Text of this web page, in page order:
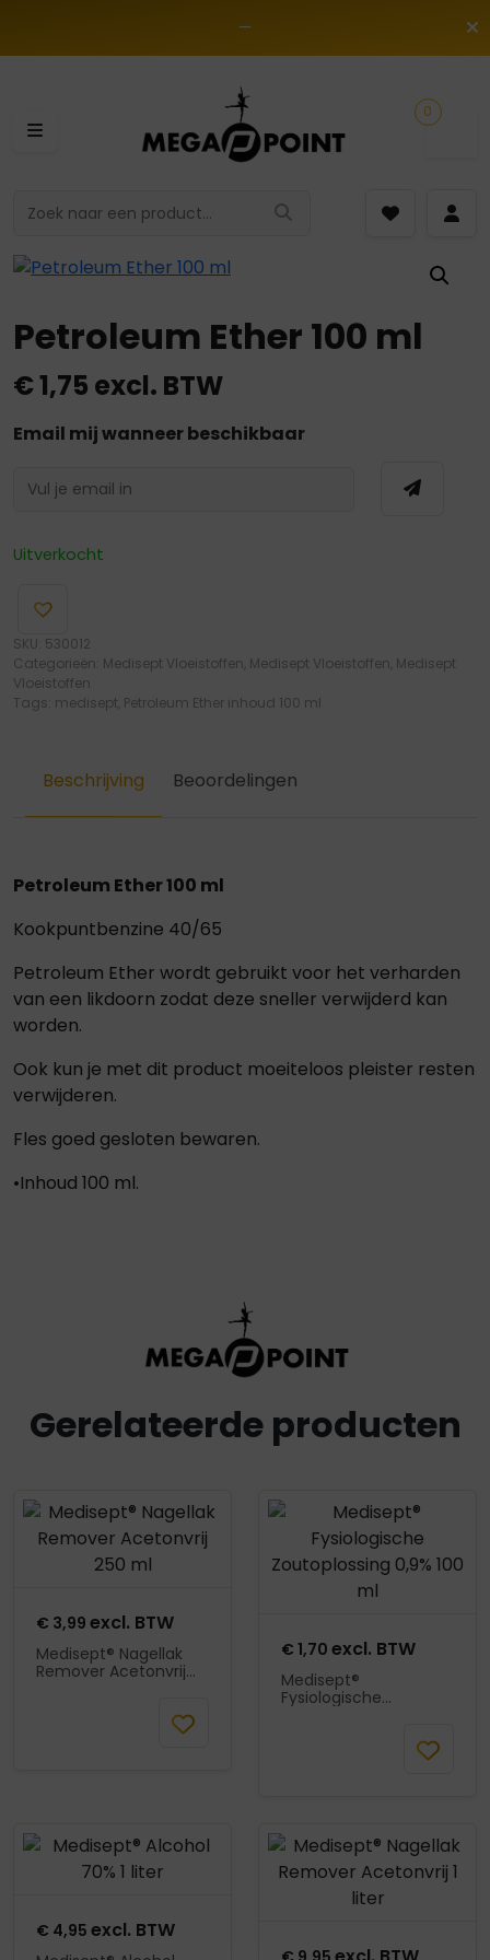
—
0
Petroleum Ether 100 ml
€1,75 excl. BTW
Email mij wanneer beschikbaar
Uitverkocht
SKU: 530012
Categorieën: Medisept Vloeistoffen Medisept Vloeistoffen Medisept
Vloeistoffen
Tags: medisept Petroleum Ether inhoud 100 ml
Beschrijving Beoordelingen
Petroleum Ether 100 ml
Kookpuntbenzine 40/65
Petroleum Ether wordt gebruikt voor het verharden
van een likdoorn zodat deze sneller verwijderd kan
worden.
Ook kun je met dit product moeiteloos pleister resten
verwijderen.
Fles goed gesloten bewaren.
•Inhoud 100 ml.
Gerelateerde producten
Product openen
€ 3,99 excl. BTW
Medisept® Nagellak
Remover Acetonvrij
Product openen
€ 1,70 excl. BTW
Medisept®
Fysiologische
Product openen
€ 4,95 excl. BTW
Product openen